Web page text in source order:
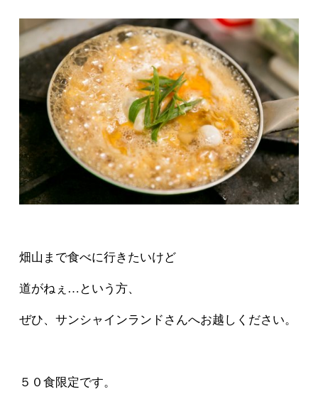
畑山まで食べに行きたいけど
道がねぇ…という方、
ぜひ、サンシャインランドさんへお越しください。
５０食限定です。